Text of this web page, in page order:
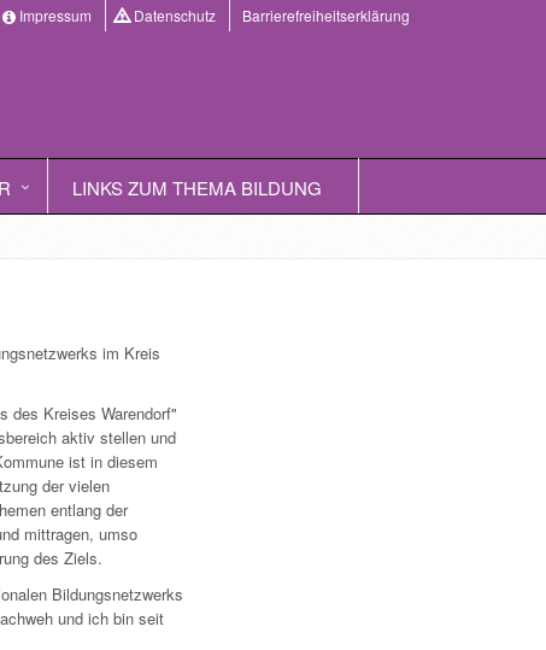
Impressum Datenschutz Barrierefreiheitserklärung
LINKS ZUM THEMA BILDUNG
im Kreis
des Kreises Warendorf"
aktiv stellen und
ist in diesem
der vielen
entlang der
mittragen, umso
des Ziels.
Bildungsnetzwerks
und ich bin seit